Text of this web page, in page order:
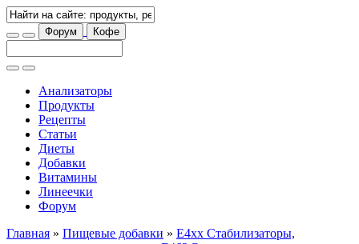
Форум Кофе
Анализаторы
Продукты
Рецепты
Статьи
Диеты
Добавки
Витамины
Линеечки
Форум
Главная » Пищевые добавки » E4xx Стабилизаторы,